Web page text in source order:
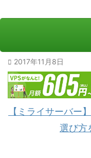
2017年11月8日
【ミライサーバー
選び方